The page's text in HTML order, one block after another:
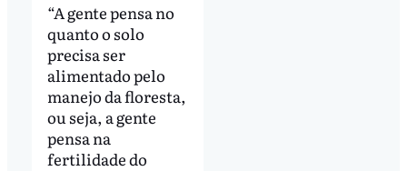
“A gente pensa no
quanto o solo
precisa ser
alimentado pelo
manejo da floresta,
ou seja, a gente
pensa na
fertilidade do